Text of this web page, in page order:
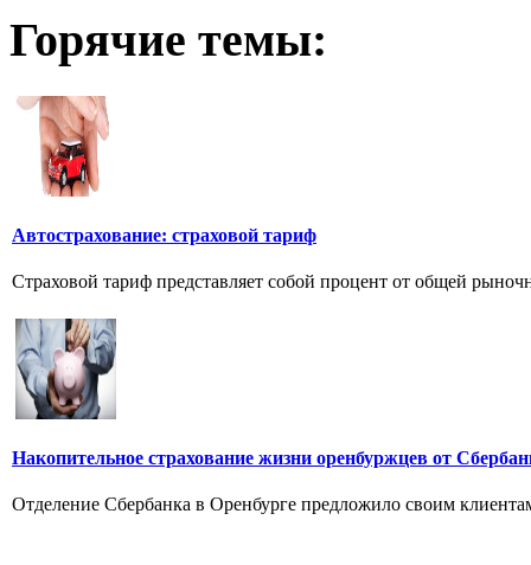
Горячие темы:
Автострахование: страховой тариф
Страховой тариф представляет собой процент от общей
Накопительное страхование жизни оренбуржцев от
Отделение Сбербанка в Оренбурге предложило своим